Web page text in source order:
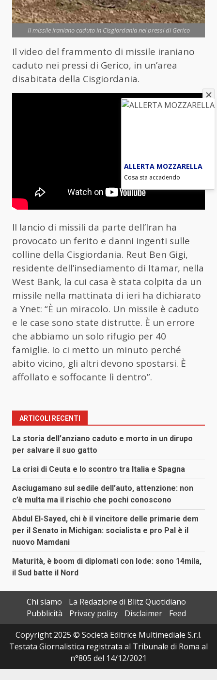
Il missile iraniano caduto in Cisgiordania nei pressi di Gerico
Il video del frammento di missile iraniano
caduto nei pressi di Gerico, in un’area
disabitata della Cisgiordania.
Il lancio di missili da parte dell’Iran ha
provocato un ferito e danni ingenti sulle
colline della Cisgiordania. Reut Ben Gigi,
residente dell’insediamento di Itamar, nella
West Bank, la cui casa è stata colpita da un
missile nella mattinata di ieri ha dichiarato
a Ynet: “È un miracolo. Un missile è caduto
e le case sono state distrutte. È un errore
che abbiamo un solo rifugio per 40
famiglie. Io ci metto un minuto perché
abito vicino, gli altri devono spostarsi. È
affollato e soffocante lì dentro”.
ARTICOLI RECENTI
La storia dell’anziano caduto e morto in un dirupo
per salvare il suo gatto
La crisi di Ceuta e lo scontro tra Italia e Spagna
Asciugamano sul sedile dell’auto, attenzione: non
c’è multa ma il rischio che pochi conoscono
Abdul El-Sayed, chi è il vincitore delle primarie dem
per il Senato in Michigan: socialista e pro Pal è il
nuovo Mamdani
Maturità, è boom di diplomati con lode: sono 14mila,
il Sud batte il Nord
Chi siamo
La Redazione di Blitz Quotidiano
Pubblicità
Privacy policy Disclaimer
Feed
Copyright 2025 © Società Editrice Multimediale S.r.l.
Testata Giornalistica registrata al Tribunale di Roma al
n°805 del 14/12/2021
ALLERTA MOZZARELLA
Cosa sta accadendo